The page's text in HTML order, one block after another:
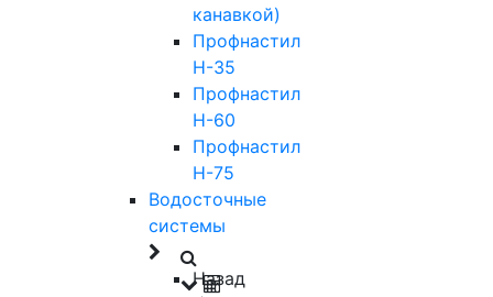
канавкой)
Профнастил
Н-35
Профнастил
Н-60
Профнастил
Н-75
Водосточные
системы
Назад